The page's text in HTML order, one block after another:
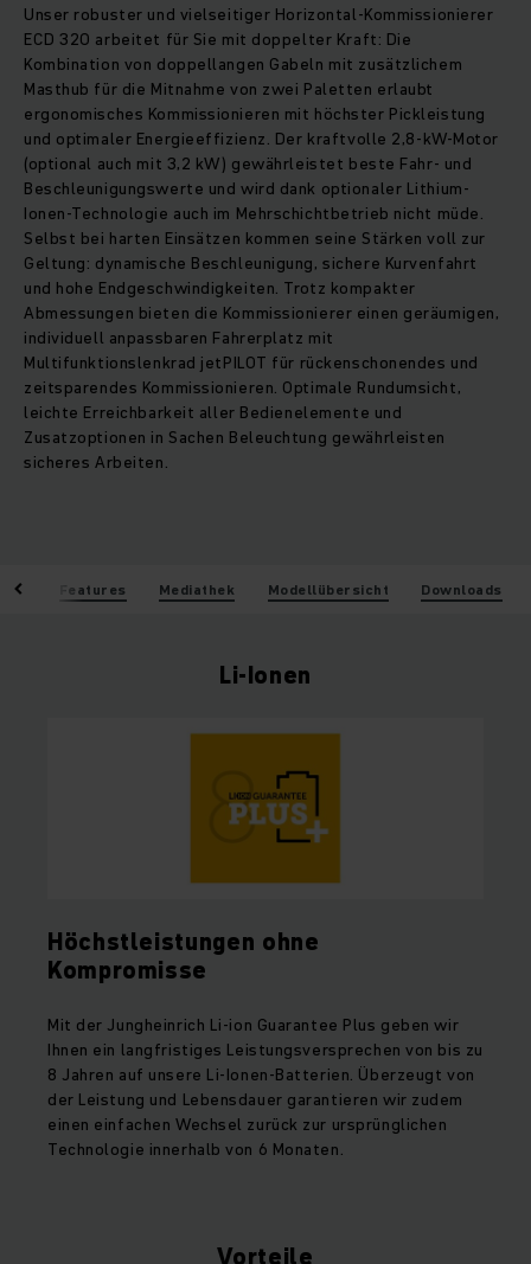
Unser robuster und vielseitiger Horizontal-Kommissionierer
ECD 320 arbeitet für Sie mit doppelter Kraft: Die
Kombination von doppellangen Gabeln mit zusätzlichem
Masthub für die Mitnahme von zwei Paletten erlaubt
ergonomisches Kommissionieren mit höchster Pickleistung
und optimaler Energieeffizienz. Der kraftvolle 2,8-kW-Motor
(optional auch mit 3,2 kW) gewährleistet beste Fahr- und
Beschleunigungswerte und wird dank optionaler Lithium-
Ionen-Technologie auch im Mehrschichtbetrieb nicht müde.
Selbst bei harten Einsätzen kommen seine Stärken voll zur
Geltung: dynamische Beschleunigung, sichere Kurvenfahrt
und hohe Endgeschwindigkeiten. Trotz kompakter
Abmessungen bieten die Kommissionierer einen geräumigen,
individuell anpassbaren Fahrerplatz mit
Multifunktionslenkrad jetPILOT für rückenschonendes und
zeitsparendes Kommissionieren. Optimale Rundumsicht,
leichte Erreichbarkeit aller Bedienelemente und
Zusatzoptionen in Sachen Beleuchtung gewährleisten
sicheres Arbeiten.
Features Mediathek Modellübersicht Downloads
Li-Ionen
Höchstleistungen ohne
Kompromisse
Mit der Jungheinrich Li-ion Guarantee Plus geben wir
Ihnen ein langfristiges Leistungsversprechen von bis zu
8 Jahren auf unsere Li-Ionen-Batterien. Überzeugt von
der Leistung und Lebensdauer garantieren wir zudem
einen einfachen Wechsel zurück zur ursprünglichen
Technologie innerhalb von 6 Monaten.
Vorteile